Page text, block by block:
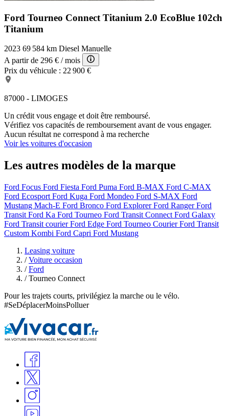
Ford Tourneo Connect Titanium 2.0 EcoBlue 102ch
Titanium
2023 69 584 km Diesel Manuelle
A partir de 296 € / mois
Prix du véhicule : 22 900 €
87000 - LIMOGES
Un crédit vous engage et doit être remboursé.
Vérifiez vos capacités de remboursement avant de vous engager.
Aucun résultat ne correspond à ma recherche
Voir les voitures d'occasion
Les autres modèles de la marque
Ford Focus Ford Fiesta Ford Puma Ford B-MAX Ford C-MAX
Ford Ecosport Ford Kuga Ford Mondeo Ford S-MAX Ford
Mustang Mach-E Ford Bronco Ford Explorer Ford Ranger Ford
Transit Ford Ka Ford Tourneo Ford Transit Connect Ford Galaxy
Ford Transit courier Ford Edge Ford Tourneo Courier Ford Transit
Custom Kombi Ford Capri Ford Mustang
Leasing voiture
/ Voiture occasion
/ Ford
/ Tourneo Connect
Pour les trajets courts, privilégiez la marche ou le vélo.
#SeDéplacerMoinsPolluer